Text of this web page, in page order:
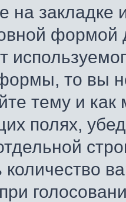
на
формой
то вы
тему и
полях,